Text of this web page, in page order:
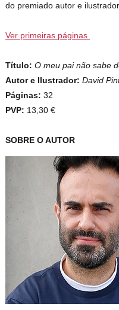
do premiado autor e
Ver primeiras páginas
Título:O meu pai não sabe
Autor e Ilustrador:David
Páginas:32
PVP: 13,30 €
SOBRE O AUTOR